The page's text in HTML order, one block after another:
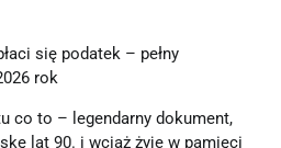
się podatek – pełny
rok
co to – legendarny dokument,
lat 90. i wciąż żyje w pamięci